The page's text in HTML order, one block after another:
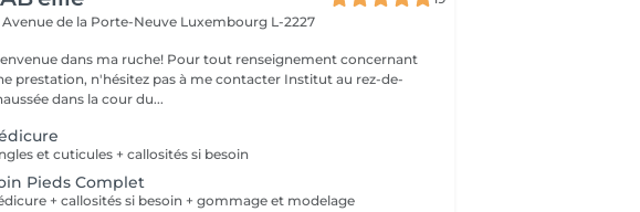
Avenue de la Porte-Neuve Luxembourg L-2227
dans ma ruche! Pour tout renseignement concernant
prestation, n'hésitez pas à me contacter Institut au rez-de-
dans la cour du...
et cuticules + callosités si besoin
Pieds Complet
+ callosités si besoin + gommage et modelage